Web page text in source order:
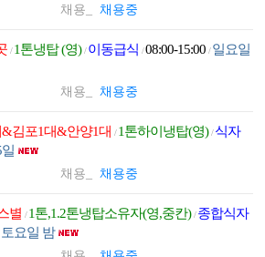
채용_ 채용중
/ 1톤냉탑 (영)/ 이동급식/08:00-15:00/ 일요일
채용_ 채용중
&김포1대&안양1대/ 1톤하이냉탑(영)/ 식자
채용_ 채용중
별/ 1톤,1.2톤냉탑소유자(영,중칸)/ 종합식자
토요일 밤